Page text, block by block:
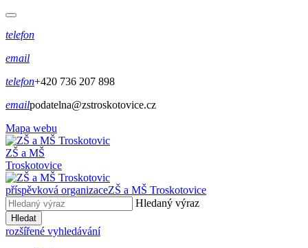
telefon
email
telefon+420 736 207 898
emailpodatelna@zstroskotovice.cz
Mapa webu
ZŠ a MŠ
Troskotovice
příspěvková organizaceZŠ a MŠ Troskotovice
Hledaný výraz
Hledat
rozšířené vyhledávání